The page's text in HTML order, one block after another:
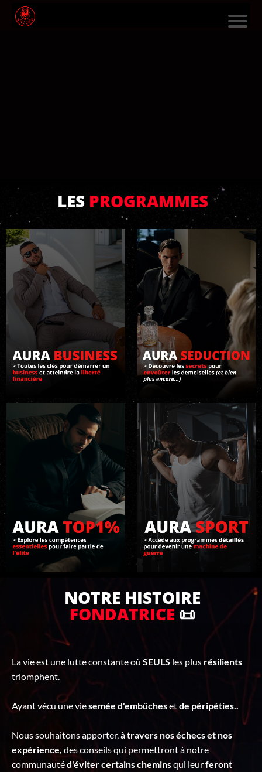
O
N
T
C
LES PROGRAMMES
NOTRE HISTOIRE
FONDATRICE 📜
La vie est une lutte constante où SEULS les plus résilients
triomphent.
Ayant vécu une viesemée d'embûchesetde péripéties..
Nous souhaitons apporter, à travers nos échecs et nos
expérience, des conseils qui permettront à notre
communautéd'éviter certains cheminsqui leurferont